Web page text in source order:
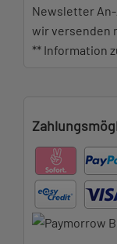
Newsletter
wir versenden
** Information